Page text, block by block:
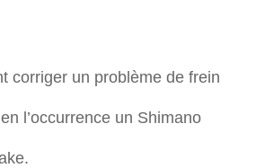
corriger un problème de frein
l’occurrence un Shimano